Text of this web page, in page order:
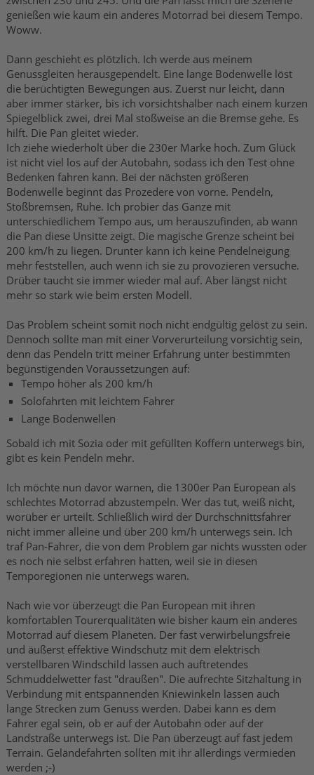
genießen wie kaum ein anderes Motorrad bei diesem Tempo.
Woww.
Dann geschieht es plötzlich. Ich werde aus meinem
Genussgleiten herausgependelt. Eine lange Bodenwelle löst
die berüchtigten Bewegungen aus. Zuerst nur leicht, dann
aber immer stärker, bis ich vorsichtshalber nach einem kurzen
Spiegelblick zwei, drei Mal stoßweise an die Bremse gehe. Es
hilft. Die Pan gleitet wieder.
Ich ziehe wiederholt über die 230er Marke hoch. Zum Glück
ist nicht viel los auf der Autobahn, sodass ich den Test ohne
Bedenken fahren kann. Bei der nächsten größeren
Bodenwelle beginnt das Prozedere von vorne. Pendeln,
Stoßbremsen, Ruhe. Ich probier das Ganze mit
unterschiedlichem Tempo aus, um herauszufinden, ab wann
die Pan diese Unsitte zeigt. Die magische Grenze scheint bei
200 km/h zu liegen. Drunter kann ich keine Pendelneigung
mehr feststellen, auch wenn ich sie zu provozieren versuche.
Drüber taucht sie immer wieder mal auf. Aber längst nicht
mehr so stark wie beim ersten Modell.
Das Problem scheint somit noch nicht endgültig gelöst zu sein.
Dennoch sollte man mit einer Vorverurteilung vorsichtig sein,
denn das Pendeln tritt meiner Erfahrung unter bestimmten
begünstigenden Voraussetzungen auf:
Tempo höher als 200 km/h
Solofahrten mit leichtem Fahrer
Lange Bodenwellen
Sobald ich mit Sozia oder mit gefüllten Koffern unterwegs bin,
gibt es kein Pendeln mehr.
Ich möchte nun davor warnen, die 1300er Pan European als
schlechtes Motorrad abzustempeln. Wer das tut, weiß nicht,
worüber er urteilt. Schließlich wird der Durchschnittsfahrer
nicht immer alleine und über 200 km/h unterwegs sein. Ich
traf Pan-Fahrer, die von dem Problem gar nichts wussten oder
es noch nie selbst erfahren hatten, weil sie in diesen
Temporegionen nie unterwegs waren.
Nach wie vor überzeugt die Pan European mit ihren
komfortablen Tourerqualitäten wie bisher kaum ein anderes
Motorrad auf diesem Planeten. Der fast verwirbelungsfreie
und äußerst effektive Windschutz mit dem elektrisch
verstellbaren Windschild lassen auch auftretendes
Schmuddelwetter fast "draußen". Die aufrechte Sitzhaltung in
Verbindung mit entspannenden Kniewinkeln lassen auch
lange Strecken zum Genuss werden. Dabei kann es dem
Fahrer egal sein, ob er auf der Autobahn oder auf der
Landstraße unterwegs ist. Die Pan überzeugt auf fast jedem
Terrain. Geländefahrten sollten mit ihr allerdings vermieden
werden ;-)